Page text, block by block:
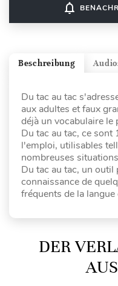
notifications_none
Beschreibung
Du tac au tac
aux adultes et faux
déjà un vocabulaire
Du tac au tac, ce
l'emploi, utilisables
nombreuses
Du tac au tac, un
connaissance de
fréquents de la langue
DER